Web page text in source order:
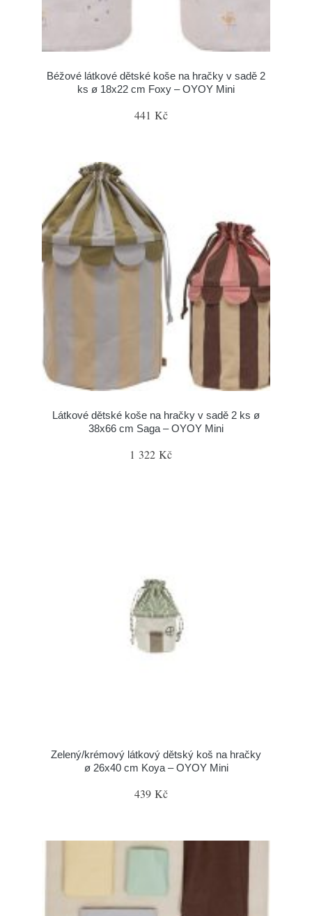
Béžové látkové dětské koše na hračky v sadě 2
ks ø 18x22 cm Foxy – OYOY Mini
441 Kč
Látkové dětské koše na hračky v sadě 2 ks ø
38x66 cm Saga – OYOY Mini
1 322 Kč
Zelený/krémový látkový dětský koš na hračky
ø 26x40 cm Koya – OYOY Mini
439 Kč